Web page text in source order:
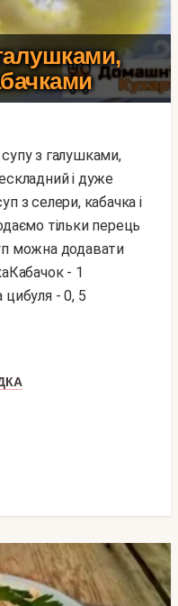
і дуже
з селери, кабачка і
тільки перець
можна додавати
- 1
- 0, 5